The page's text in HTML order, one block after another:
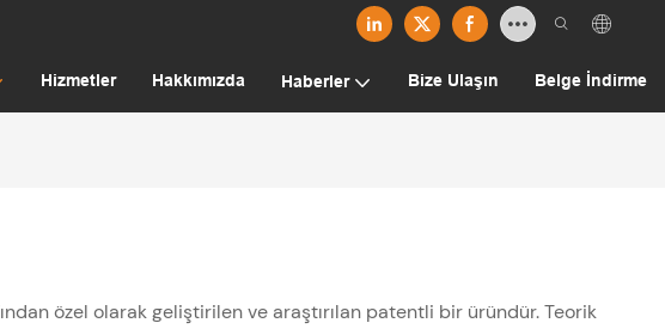
Hizmetler Hakkımızda Haberler Bize Ulaşın Belge İndirme
özel olarak geliştirilen ve araştırılan patentli bir üründür. Teorik